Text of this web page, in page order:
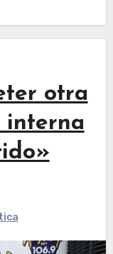
otra
interna